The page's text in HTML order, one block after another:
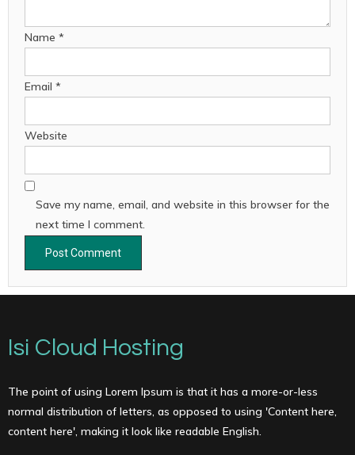
Name *
Email *
Website
Save my name, email, and website in this browser for the
next time I comment.
Isi Cloud Hosting
The point of using Lorem Ipsum is that it has a more-or-less
normal distribution of letters, as opposed to using 'Content here,
content here', making it look like readable English.